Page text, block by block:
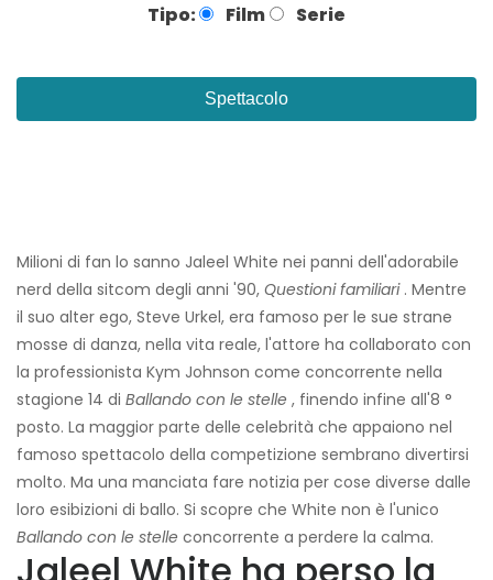
Tipo: Film Serie
Spettacolo
Milioni di fan lo sanno Jaleel White nei panni dell'adorabile
nerd della sitcom degli anni '90, Questioni familiari. Mentre
il suo alter ego, Steve Urkel, era famoso per le sue strane
mosse di danza, nella vita reale, l'attore ha collaborato con
la professionista Kym Johnson come concorrente nella
stagione 14 di Ballando con le stelle , finendo infine all'8 °
posto. La maggior parte delle celebrità che appaiono nel
famoso spettacolo della competizione sembrano divertirsi
molto. Ma una manciata fare notizia per cose diverse dalle
loro esibizioni di ballo. Si scopre che White non è l'unico
Ballando con le stelle concorrente a perdere la calma.